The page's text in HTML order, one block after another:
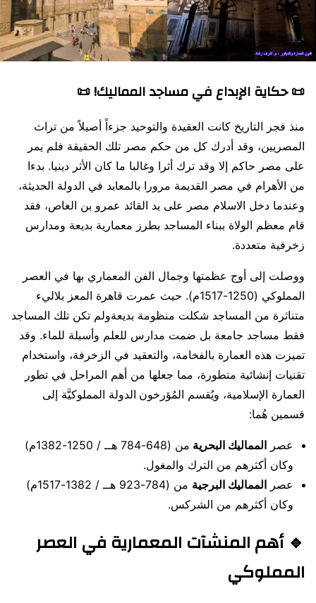
📜 حكاية الإبداع في مساجد المماليك! 📜
منذ فجر التاريخ كانت العقيدة والتوحيد جزءاً أصيلاً من تراث
المصريين، وقد أدرك كل من حكم مصر تلك الحقيقة فلم يمر
على مصر حاكم إلا وقد ترك أثرا وغالبا ما كان الأثر دينيا. بدءا
من الأهرام في مصر القديمة مرورا بالمعابد في الدولة الحديثة،
وعندما دخل الاسلام مصر على يد القائد عمرو بن العاص، فقد
قام معظم الولاة ببناء المساجد بطرز معمارية بديعة ومدارس
زخرفية متعددة.
ووصلت إلى أوج عظمتها وجمال الفن المعماري بها في العصر
المملوكي (1250-1517م). حيث عمرت قاهرة المعز بلاليء
متناثرة من المساجد شكلت منظومة بديعةولم تكن تلك المساجد
فقط مساجد جامعة بل ضمت مدارس للعلم وأسبلة للماء. وقد
تميزت هذه العمارة بالفخامة، والتعقيد في الزخرفة، واستخدام
تقنيات إنشائية متطورة، مما جعلها من أهم المراحل في تطور
العمارة الإسلامية، ويُقسم المُؤرخون الدولة المملوكيَّة إلى
قسمين هُما:
عصر المماليك البحرية
من (648-784 هــ / 1250-1382م)
وكان أكثرهم من الترك والمغول.
عصر المماليك البرجية
من (784-923 هــ / 1382-1517م)
وكان أكثرهم من الشركس.
🔹 أهم المنشآت المعمارية في العصر
المملوكي